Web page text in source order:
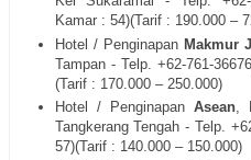
Kamar : 54)(Tarif : 190.000 –
Hotel / PenginapanMakmur
Tampan- Telp. +62-761-
(Tarif : 170.000 – 250.000)
Hotel / PenginapanAsean ,
Tangkerang Tengah- Telp.
57)(Tarif : 140.000 – 150.000)